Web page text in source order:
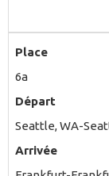
Place
6a
Départ
Seattle, WA-
Arrivée